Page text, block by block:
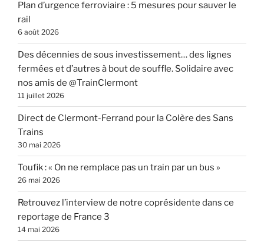
Plan d’urgence ferroviaire : 5 mesures pour sauver le
rail
6 août 2026
Des décennies de sous investissement… des lignes
fermées et d’autres à bout de souffle. Solidaire avec
nos amis de @TrainClermont
11 juillet 2026
Direct de Clermont-Ferrand pour la Colère des Sans
Trains
30 mai 2026
Toufik : « On ne remplace pas un train par un bus »
26 mai 2026
Retrouvez l’interview de notre coprésidente dans ce
reportage de France 3
14 mai 2026